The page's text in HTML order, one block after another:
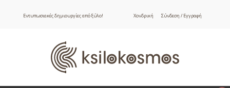
Εντυπωσιακές δημιουργίες από ξύλο! Χονδρική Σύνδεση / Εγγραφή